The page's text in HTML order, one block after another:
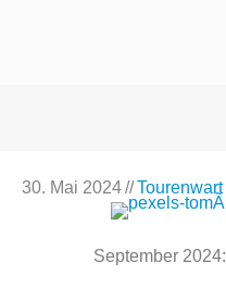
30. Mai 2024//Tourenwart
September